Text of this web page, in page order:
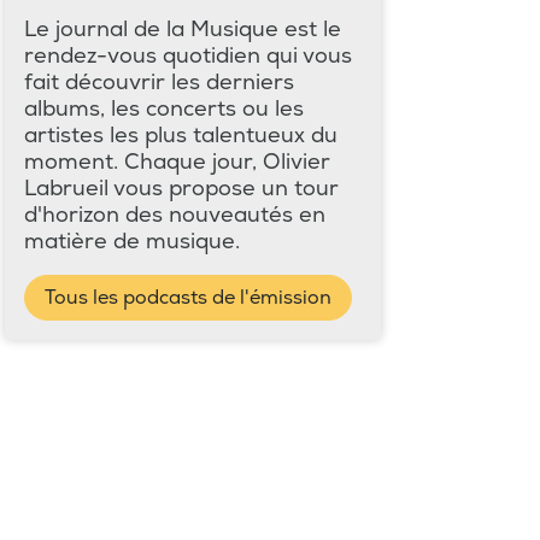
Le journal de la Musique est le
rendez-vous quotidien qui vous
fait découvrir les derniers
albums, les concerts ou les
artistes les plus talentueux du
moment. Chaque jour, Olivier
Labrueil vous propose un tour
d'horizon des nouveautés en
matière de musique.
Tous les podcasts de l'émission